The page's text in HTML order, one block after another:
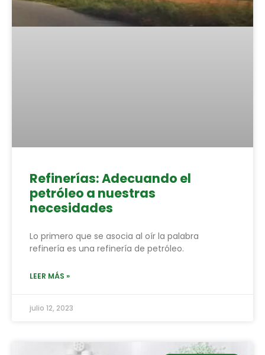
Refinerías: Adecuando el
petróleo a nuestras
necesidades
Lo primero que se asocia al oír la palabra
refinería es una refinería de petróleo.
LEER MÁS »
julio 12, 2023